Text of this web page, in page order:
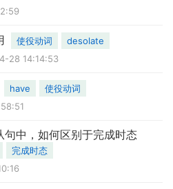
使役动词
desolate
28 14:14:53
have
使役动词
句中，如何区别于完成时态
完成时态